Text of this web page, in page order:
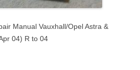
Manual Vauxhall/Opel Astra &
04) R to 04